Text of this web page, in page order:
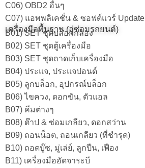
C06) OBD2 อื่นๆ
C07) แอพพลิเคชั่น & ซอฟต์แวร์ Update
เครื่องมือพื้นฐาน (อู่ซ่อมรถยนต์)
B01) SET ชุดบล็อกกล่อง
B02) SET ชุดตู้เครื่องมือ
B03) SET ชุดถาดเก็บเครื่องมือ
B04) ประแจ, ประแจปอนด์
B05) ลูกบล็อก, อุปกรณ์บล็อก
B06) ไขควง, ดอกขัน, ตัวแอล
B07) คีมต่างๆ
B08) ต๊าป & ซ่อมเกลียว, ดอกสว่าน
B09) ถอนน็อต, ถอนเกลียว (ที่ชำรุด)
B10) ถอดบู๊ซ, มู่เล่ย์, ลูกปืน, เฟือง
B11) เครื่องมืออัดจาระบี